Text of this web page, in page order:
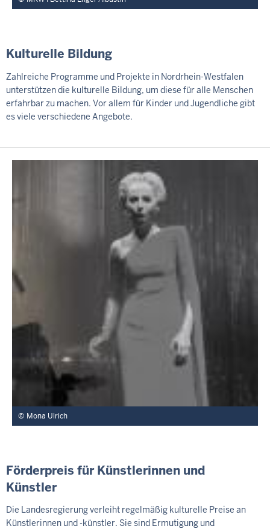
Kulturelle Bildung
Zahlreiche Programme und Projekte in Nordrhein-Westfalen
unterstützen die kulturelle Bildung, um diese für alle Menschen
erfahrbar zu machen. Vor allem für Kinder und Jugendliche gibt
es viele verschiedene Angebote.
Mona Ulrich
Förderpreis für Künstlerinnen und
Künstler
Die Landesregierung verleiht regelmäßig kulturelle Preise an
Künstlerinnen und -künstler. Sie sind Ermutigung und